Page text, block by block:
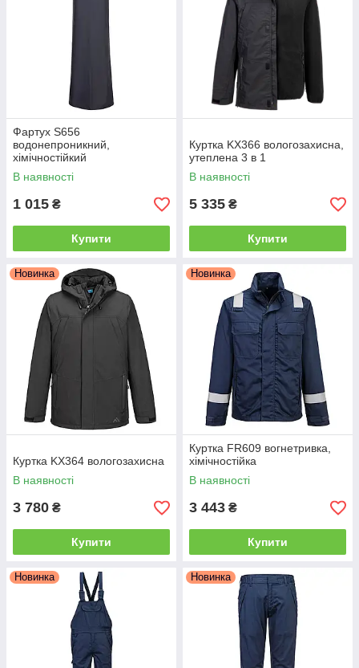
Фартух S656
водонепроникний,
хімічностійкий
В наявності
1 015 ₴
Купити
Куртка KX366 вологозахисна,
утеплена 3 в 1
В наявності
5 335 ₴
Купити
Новинка
Куртка KX364 вологозахисна
В наявності
3 780 ₴
Купити
Новинка
Куртка FR609 вогнетривка,
хімічностійка
В наявності
3 443 ₴
Купити
Новинка Новинка